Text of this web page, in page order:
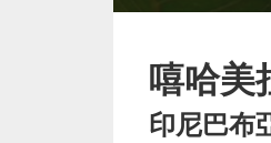
嘻哈美
印尼巴布